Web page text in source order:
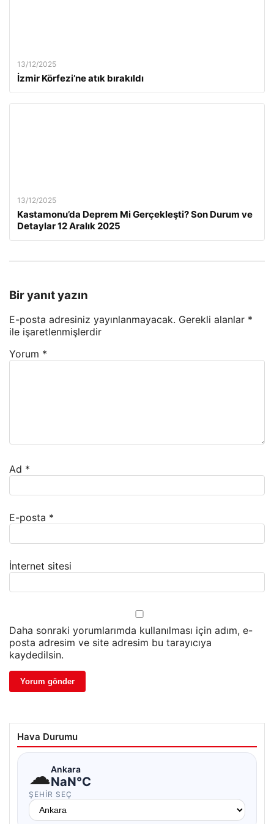
13/12/2025
İzmir Körfezi’ne atık bırakıldı
13/12/2025
Kastamonu’da Deprem Mi Gerçekleşti? Son Durum ve
Detaylar 12 Aralık 2025
Bir yanıt yazın
E-posta adresiniz yayınlanmayacak. Gerekli alanlar *
ile işaretlenmişlerdir
Yorum *
Ad *
E-posta *
İnternet sitesi
Daha sonraki yorumlarımda kullanılması için adım, e-
posta adresim ve site adresim bu tarayıcıya
kaydedilsin.
Hava Durumu
☁Ankara
NaN°C
ŞEHIR SEÇ